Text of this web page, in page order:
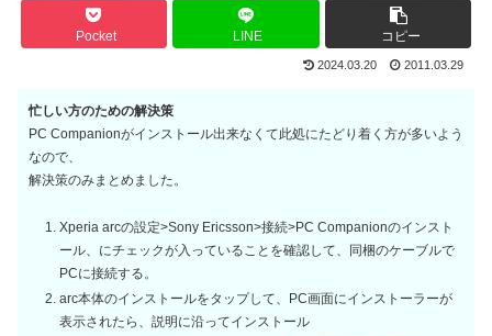
Pocket LINE コピー
2024.03.20 2011.03.29
忙しい方のための解決策
PC Companionがインストール出来なくて此処にたどり着く方が多いよう
なので、
解決策のみまとめました。
Xperia arcの設定>Sony Ericsson>接続>PC Companionのインスト
ール、にチェックが入っていることを確認して、同梱のケーブルで
PCに接続する。
arc本体のインストールをタップして、PC画面にインストーラーが
表示されたら、説明に沿ってインストール